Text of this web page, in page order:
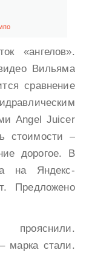
«ангелов».
Вильяма
сравнение
Angel Juicer
стоимости –
дорогое. В
на Яндекс-
Предложено
марка стали.